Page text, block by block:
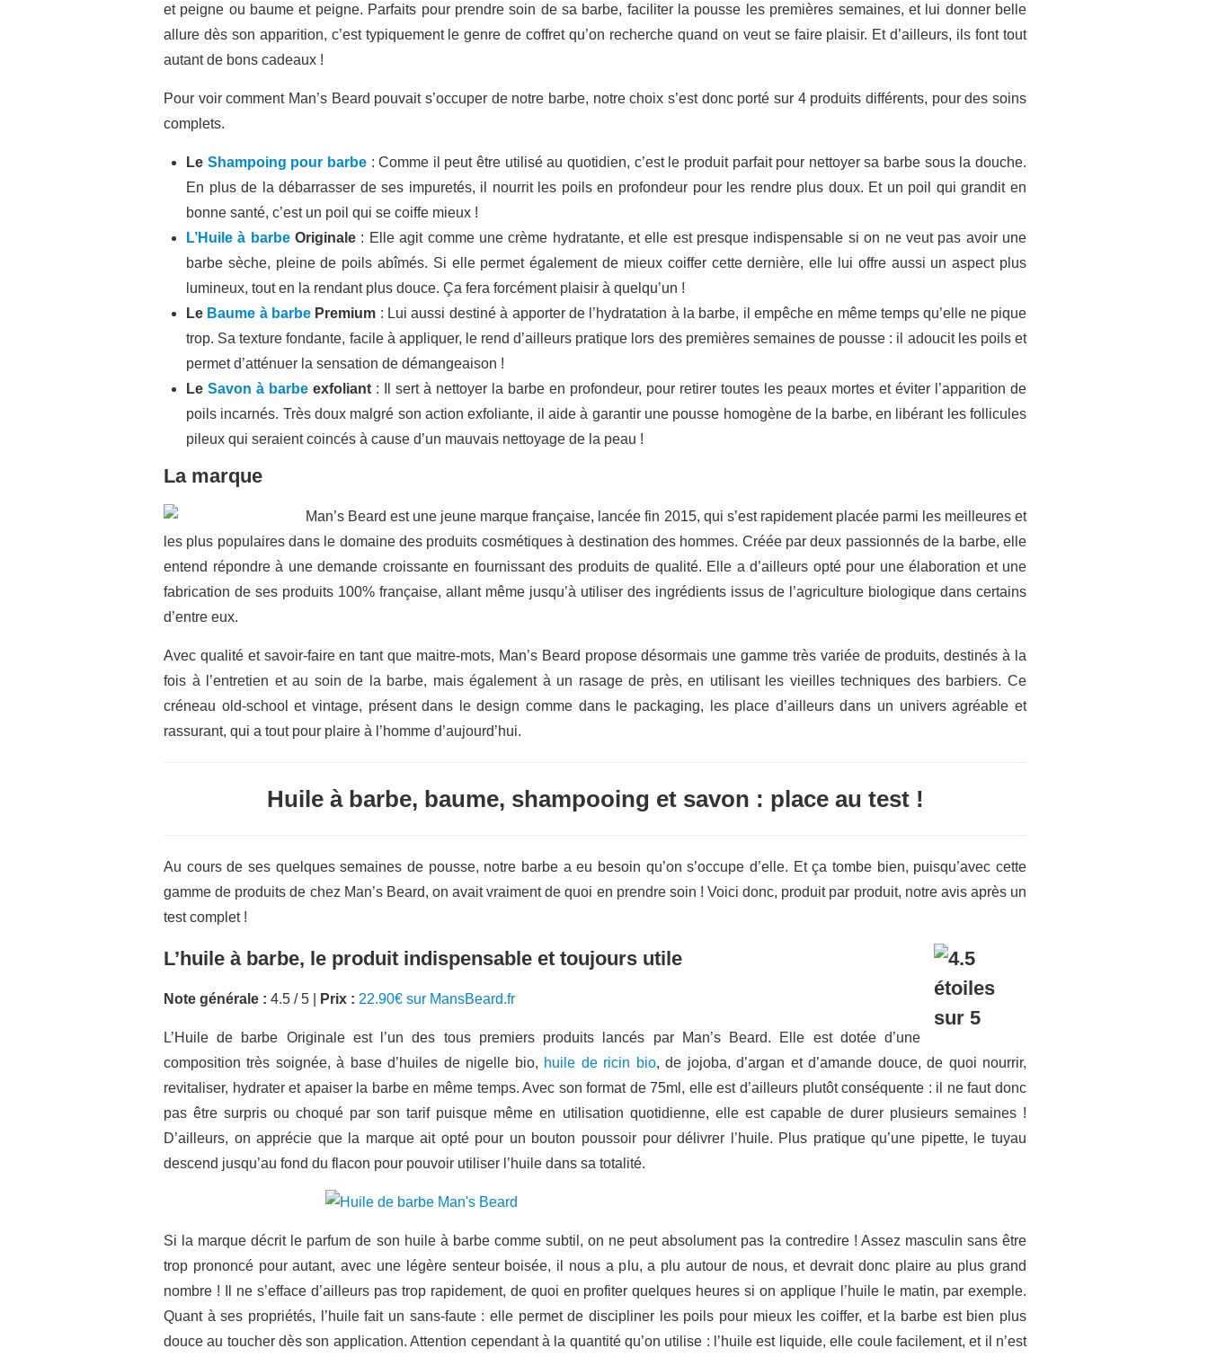
et peigne ou baume et peigne. Parfaits pour prendre soin de sa barbe, faciliter la pousse les premières semaines, et lui donner belle
allure dès son apparition, c’est typiquement le genre de coffret qu’on recherche quand on veut se faire plaisir. Et d’ailleurs, ils font tout
autant de bons cadeaux !
Pour voir comment Man’s Beard pouvait s’occuper de notre barbe, notre choix s’est donc porté sur 4 produits différents, pour des soins
complets.
Le Shampoing pour barbe : Comme il peut être utilisé au quotidien, c’est le produit parfait pour nettoyer sa barbe sous la douche.
En plus de la débarrasser de ses impuretés, il nourrit les poils en profondeur pour les rendre plus doux. Et un poil qui grandit en
bonne santé, c’est un poil qui se coiffe mieux !
L’Huile à barbeOriginale : Elle agit comme une crème hydratante, et elle est presque indispensable si on ne veut pas avoir une
barbe sèche, pleine de poils abîmés. Si elle permet également de mieux coiffer cette dernière, elle lui offre aussi un aspect plus
lumineux, tout en la rendant plus douce. Ça fera forcément plaisir à quelqu’un !
Le Baume à barbe Premium : Lui aussi destiné à apporter de l’hydratation à la barbe, il empêche en même temps qu’elle ne pique
trop. Sa texture fondante, facile à appliquer, le rend d’ailleurs pratique lors des premières semaines de pousse : il adoucit les poils et
permet d’atténuer la sensation de démangeaison !
Le Savon à barbe exfoliant : Il sert à nettoyer la barbe en profondeur, pour retirer toutes les peaux mortes et éviter l’apparition de
poils incarnés. Très doux malgré son action exfoliante, il aide à garantir une pousse homogène de la barbe, en libérant les follicules
pileux qui seraient coincés à cause d’un mauvais nettoyage de la peau !
La marque
Man’s Beard est une jeune marque française, lancée fin 2015, qui s’est rapidement placée parmi les meilleures et
les plus populaires dans le domaine des produits cosmétiques à destination des hommes. Créée par deux passionnés de la barbe, elle
entend répondre à une demande croissante en fournissant des produits de qualité. Elle a d’ailleurs opté pour une élaboration et une
fabrication de ses produits 100% française, allant même jusqu’à utiliser des ingrédients issus de l’agriculture biologique dans certains
d’entre eux.
Avec qualité et savoir-faire en tant que maitre-mots, Man’s Beard propose désormais une gamme très variée de produits, destinés à la
fois à l’entretien et au soin de la barbe, mais également à un rasage de près, en utilisant les vieilles techniques des barbiers. Ce
créneau old-school et vintage, présent dans le design comme dans le packaging, les place d’ailleurs dans un univers agréable et
rassurant, qui a tout pour plaire à l’homme d’aujourd’hui.
Huile à barbe, baume, shampooing et savon : place au test !
Au cours de ses quelques semaines de pousse, notre barbe a eu besoin qu’on s’occupe d’elle. Et ça tombe bien, puisqu’avec cette
gamme de produits de chez Man’s Beard, on avait vraiment de quoi en prendre soin ! Voici donc, produit par produit, notre avis après un
test complet !
L’huile à barbe, le produit indispensable et toujours utile
Note générale : 4.5 / 5 | Prix : 22.90€ sur MansBeard.fr
L’Huile de barbe Originale est l’un des tous premiers produits lancés par Man’s Beard. Elle est dotée d’une
composition très soignée, à base d’huiles de nigelle bio, huile de ricin bio, de jojoba, d’argan et d’amande douce, de quoi nourrir,
revitaliser, hydrater et apaiser la barbe en même temps. Avec son format de 75ml, elle est d’ailleurs plutôt conséquente : il ne faut donc
pas être surpris ou choqué par son tarif puisque même en utilisation quotidienne, elle est capable de durer plusieurs semaines !
D’ailleurs, on apprécie que la marque ait opté pour un bouton poussoir pour délivrer l’huile. Plus pratique qu’une pipette, le tuyau
descend jusqu’au fond du flacon pour pouvoir utiliser l’huile dans sa totalité.
Si la marque décrit le parfum de son huile à barbe comme subtil, on ne peut absolument pas la contredire ! Assez masculin sans être
trop prononcé pour autant, avec une légère senteur boisée, il nous a plu, a plu autour de nous, et devrait donc plaire au plus grand
nombre ! Il ne s’efface d’ailleurs pas trop rapidement, de quoi en profiter quelques heures si on applique l’huile le matin, par exemple.
Quant à ses propriétés, l’huile fait un sans-faute : elle permet de discipliner les poils pour mieux les coiffer, et la barbe est bien plus
douce au toucher dès son application. Attention cependant à la quantité qu’on utilise : l’huile est liquide, elle coule facilement, et il n’est